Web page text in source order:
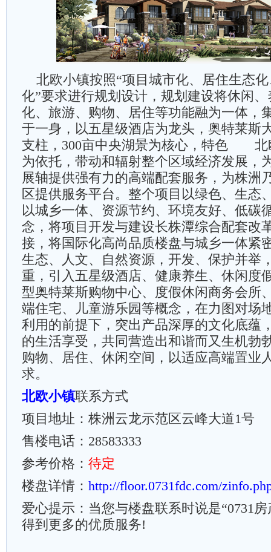
北欧小镇按照“项目城市化、居住生态
化”要求进行规划设计，规划建设将休闲
化、旅游、购物、居住等功能融为一体，
于一身，以五星级酒店为龙头，奥特莱斯
支柱，300亩中央湖景为核心，特色 北
为依托，带动和辐射整个区域经济发展，
展轴提供强有力的高端配套服务，为株洲
区提供服务平台。整个项目以绿色、生态
以城乡一体、资源节约、环境友好、低碳
念，将项目开发与建设长株潭综合配套改
接，将国际化高尚品质楼盘与城乡一体紧
生态、人文、自然资源，开发、保护并举
重，引入五星级酒店、健康养生、休闲度
型奥特莱斯购物中心、度假休闲商务会所
端住宅、儿童游乐园等概念，在力图对场
利用的前提下，突出产品深厚的文化底蕴
的生活享受，共同营造出和谐而又生机勃
购物、居住、休闲空间，以适应高端置业
求。
北欧小镇联系方式
项目地址：株洲云龙示范区云峰大道1号
售楼电话：28583333
参考价格： 待定
楼盘详情： http://floor.0731fdc.com/
爱心提示：当您与楼盘联系时说是“0731
得到更多的优质服务!